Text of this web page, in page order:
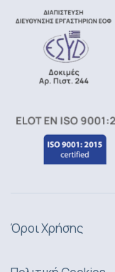
Όροι Χρήσης